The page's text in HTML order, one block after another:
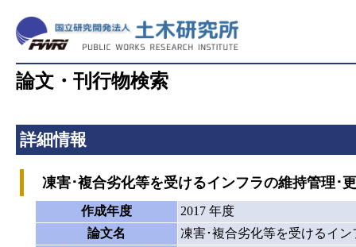
論文・刊行物検索
詳細情報
凍害･複合劣化等を受けるインフラの維持管理･
作成年度
2017 年度
論文名
凍害･複合劣化等を受けるイ